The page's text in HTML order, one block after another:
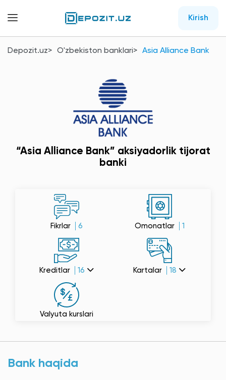
Kirish
Depozit.uz O'zbekiston banklari Asia Alliance Bank
“Asia Alliance Bank” aksiyadorlik tijorat
banki
Fikrlar 6 Omonatlar 1
Kreditlar 16 Kartalar 18
Valyuta kurslari
Bank haqida